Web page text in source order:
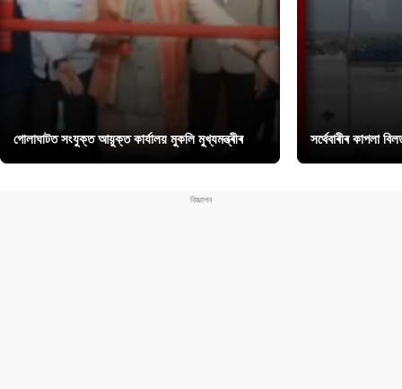
গোলাঘাটত সংযুক্ত আয়ুক্ত কাৰ্যালয় মুকলি মুখ্যমন্ত্ৰীৰ সৰ্থেবাৰীৰ কাপলা